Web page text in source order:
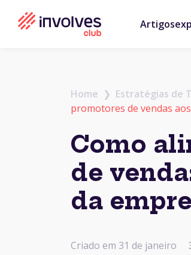
Artigos
Home ❯ Estratégias de
promotores de vendas
Como
de
da
Criado em 31 de janeiro